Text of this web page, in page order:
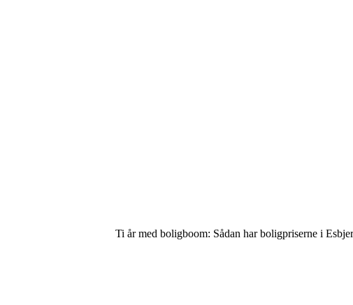
Ti år med boligboom: Sådan har boligpriserne i